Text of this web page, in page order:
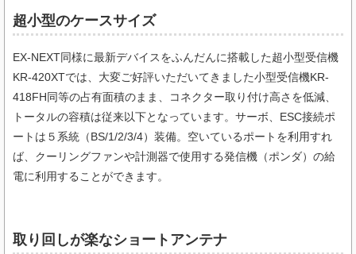
超小型のケースサイズ
EX-NEXT同様に最新デバイスをふんだんに搭載した超小型受信機
KR-420XTでは、大変ご好評いただいてきました小型受信機KR-
418FH同等の占有面積のまま、コネクター取り付け高さを低減、
トータルの容積は従来以下となっています。サーボ、ESC接続ポ
ートは５系統（BS/1/2/3/4）装備。空いているポートを利用すれ
ば、クーリングファンや計測器で使用する発信機（ポンダ）の給
電に利用することができます。
取り回しが楽なショートアンテナ